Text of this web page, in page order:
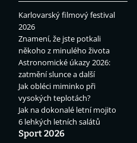
Karlovarský filmový festival
2026
Znamení, že jste potkali
někoho z minulého života
Astronomické úkazy 2026:
zatmění slunce a další
Jak obléci miminko při
vysokých teplotách?
Jak na dokonalé letní mojito
6 lehkých letních salátů
Sport 2026